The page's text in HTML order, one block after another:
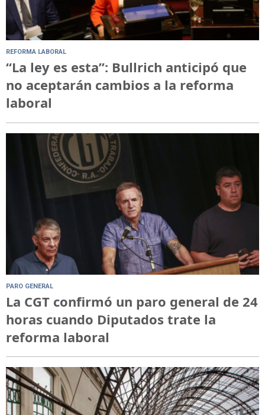
REFORMA LABORAL
“La ley es esta”: Bullrich anticipó que
no aceptarán cambios a la reforma
laboral
PARO GENERAL
La CGT confirmó un paro general de 24
horas cuando Diputados trate la
reforma laboral